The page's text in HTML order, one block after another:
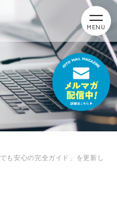
MENU
も安心の完全ガイド」を更新し